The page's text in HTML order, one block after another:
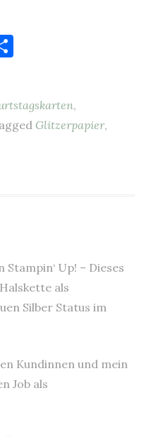
n
,
Glitzerpapier,
Up! – Dieses
als
Silber Status im
Kundinnen und mein
Job als